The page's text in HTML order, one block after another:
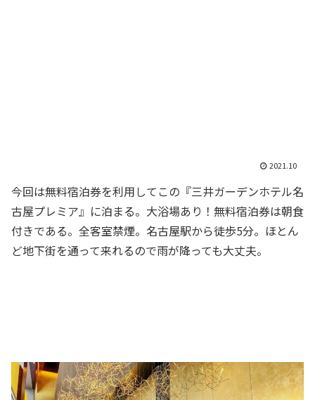
2021.10
今回は無料宿泊券を利用してこの『三井ガーデンホテル名
古屋プレミア』に泊まる。大浴場あり！無料宿泊券は朝食
付きである。全客室禁煙。名古屋駅から徒歩5分。ほとん
ど地下街を通って来れるので雨が降っても大丈夫。